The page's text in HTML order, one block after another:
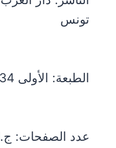
تونس
الطبعة: الأولى 1434 هـ / 2013 م